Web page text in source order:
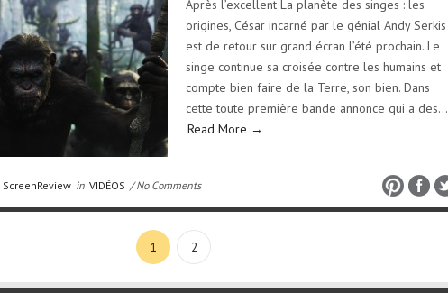
Après l’excellent La planète des singes : les
origines, César incarné par le génial Andy Serkis
est de retour sur grand écran l’été prochain. Le
singe continue sa croisée contre les humains et
compte bien faire de la Terre, son bien. Dans
cette toute première bande annonce qui a des…
Read More →
ScreenReview in VIDÉOS / No Comments
1 2